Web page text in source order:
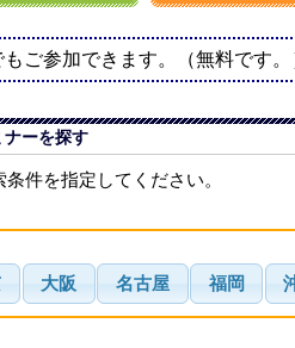
ご参加できます。（無料です。
ナーを探す
件を指定してください。
大阪 名古屋 福岡